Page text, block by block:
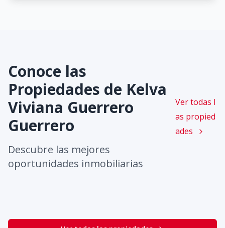
Conoce las
Propiedades de Kelva
Viviana Guerrero
Guerrero
Descubre las mejores
oportunidades inmobiliarias
Ver todas l
as propied
ades